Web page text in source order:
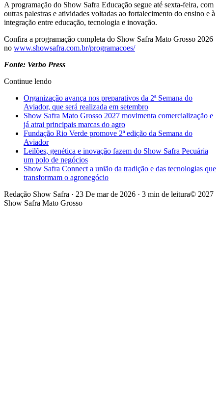
A programação do Show Safra Educação segue até sexta-feira, com
outras palestras e atividades voltadas ao fortalecimento do ensino e à
integração entre educação, tecnologia e inovação.
Confira a programação completa do Show Safra Mato Grosso 2026
no www.showsafra.com.br/programacoes/
Fonte: Verbo Press
Continue lendo
Organização avança nos preparativos da 2ª Semana do
Aviador, que será realizada em setembro
Show Safra Mato Grosso 2027 movimenta comercialização e
já atrai principais marcas do agro
Fundação Rio Verde promove 2ª edição da Semana do
Aviador
Leilões, genética e inovação fazem do Show Safra Pecuária
um polo de negócios
Show Safra Connect a união da tradição e das tecnologias que
transformam o agronegócio
Redação Show Safra · 23 De mar de 2026 · 3 min de leitura© 2027
Show Safra Mato Grosso